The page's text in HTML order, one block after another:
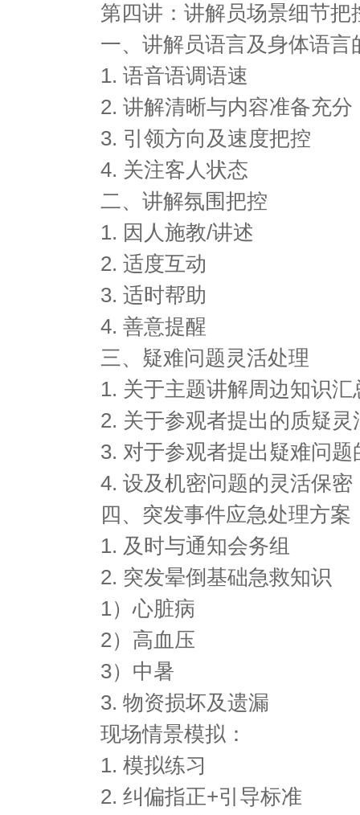
第四讲：讲解员场景细节把
一、讲解员语言及身体语言
1. 语音语调语速
2. 讲解清晰与内容准备充分
3. 引领方向及速度把控
4. 关注客人状态
二、讲解氛围把控
1. 因人施教/讲述
2. 适度互动
3. 适时帮助
4. 善意提醒
三、疑难问题灵活处理
1. 关于主题讲解周边知识汇
2. 关于参观者提出的质疑灵
3. 对于参观者提出疑难问题
4. 设及机密问题的灵活保密
四、突发事件应急处理方案
1. 及时与通知会务组
2. 突发晕倒基础急救知识
1）心脏病
2）高血压
3）中暑
3. 物资损坏及遗漏
现场情景模拟：
1. 模拟练习
2. 纠偏指正+引导标准